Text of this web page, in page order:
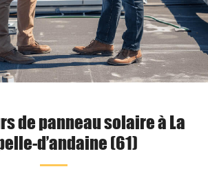
de panneau solaire à La
d’andaine (61)